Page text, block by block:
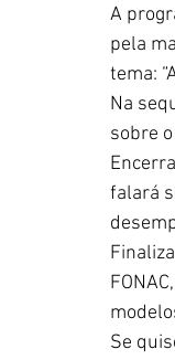
A
pela
tema:
Na
sobre
falará
Se